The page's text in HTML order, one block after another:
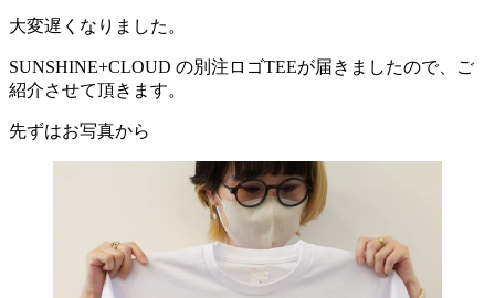
大変遅くなりました。
SUNSHINE+CLOUD の別注ロゴTEEが届きましたので、ご
紹介させて頂きます。
先ずはお写真から